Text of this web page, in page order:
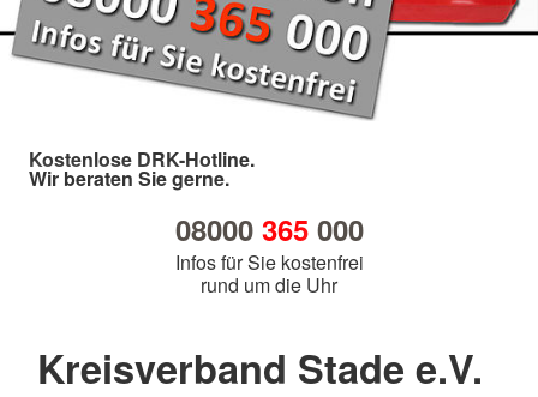
Kostenlose DRK-Hotline.
Wir beraten Sie gerne.
08000 365000
Infos für Sie kostenfrei
rund um die Uhr
Kreisverband Stade e.V.